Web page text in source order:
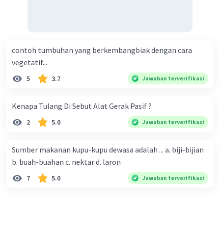
contoh tumbuhan yang berkembangbiak dengan cara
vegetatif...
5 3.7 Jawaban terverifikasi
Kenapa Tulang Di Sebut Alat Gerak Pasif ?
2 5.0 Jawaban terverifikasi
Sumber makanan kupu-kupu dewasa adalah ... a. biji-bijian
b. buah-buahan c. nektar d. laron
7 5.0 Jawaban terverifikasi